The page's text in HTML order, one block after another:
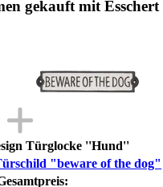
gekauft mit
Türglocke ''Hund''
"beware of the dog"